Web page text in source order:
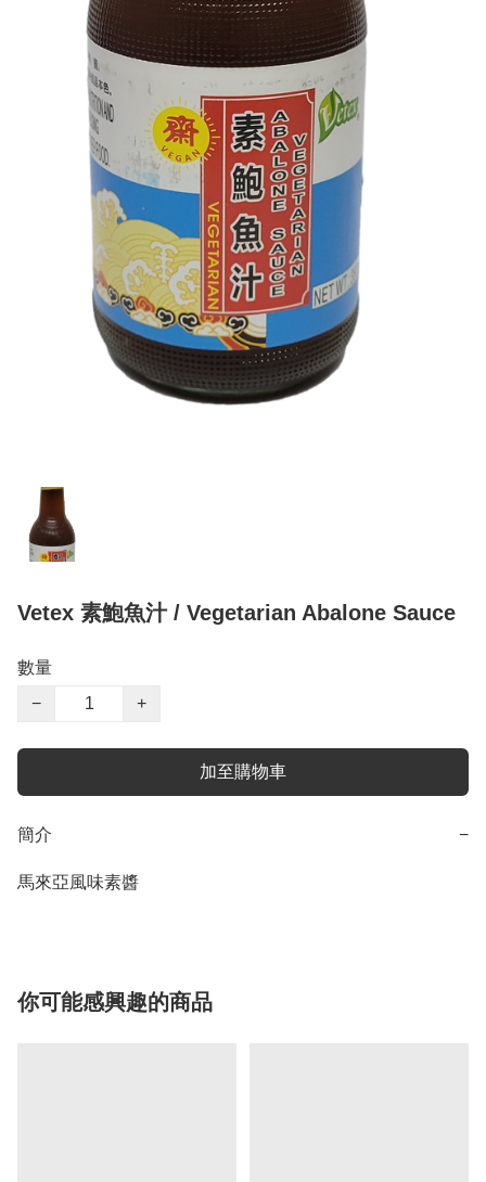
Vetex 素鮑魚汁 / Vegetarian Abalone Sauce
數量
−
+
加至購物車
簡介 −
馬來亞風味素醬
你可能感興趣的商品